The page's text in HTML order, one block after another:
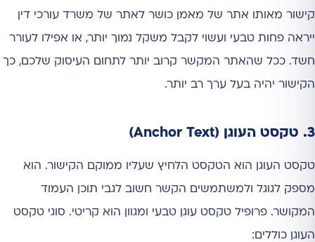
קישור מאותו אתר של מאמן כושר לאתר של משרד עורכי דין
ייראה פחות טבעי ועשוי לקבל משקל נמוך יותר, או אפילו לעורר
חשד. ככל שהאתר המקשר קרוב יותר לתחום העיסוק שלכם, כך
הקישור יהיה בעל ערך רב יותר.
3. טקסט העוגן (Anchor Text)
טקסט העוגן הוא הטקסט הלחיץ שעליו ממוקם הקישור. הוא
מספק לגוגל ולמשתמשים הקשר חשוב לגבי תוכן העמוד
המקושר. פרופיל טקסט עוגן טבעי ומגוון הוא קריטי. סוגי טקסט
העוגן כוללים: